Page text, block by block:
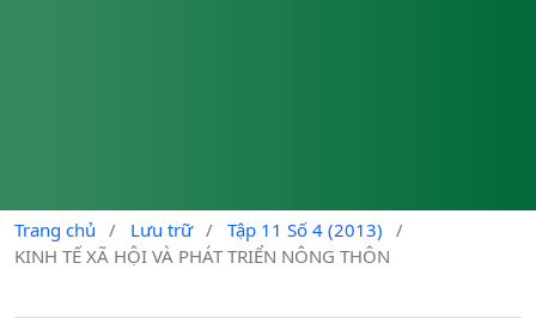
Trang chủ / Lưu trữ / Tập 11 Số 4 (2013)
/
KINH TẾ XÃ HỘI VÀ PHÁT TRIỂN NÔNG THÔN